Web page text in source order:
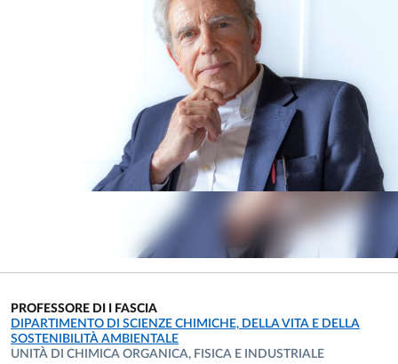
PROFESSORE DI I FASCIA
UNITÀ ORGANIZZATIVA AFFERENTE:
DIPARTIMENTO DI SCIENZE CHIMICHE, DELLA VITA E DELLA
SOSTENIBILITÀ AMBIENTALE
UNITÀ DI CHIMICA ORGANICA, FISICA E INDUSTRIALE